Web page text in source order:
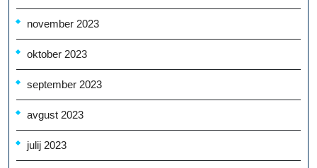
november 2023
oktober 2023
september 2023
avgust 2023
julij 2023